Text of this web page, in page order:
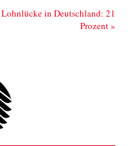
Lohnlücke in Deutschland: 21
Prozent»